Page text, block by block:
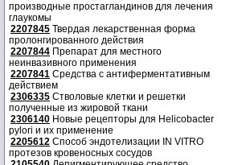
производные простагландинов для лечения
глаукомы
2207845 Твердая лекарственная форма
пролонгированного действия
2207844 Препарат для местного
неинвазивного применения
2207841 Средства с антиферментативным
действием
2306335 Стволовые клетки и решетки
полученные из жировой ткани
2306140 Новые рецепторы для Helicobacter
pylori и их применение
2205612 Способ эндотелизации IN VITRO
протезов кровеносных сосудов